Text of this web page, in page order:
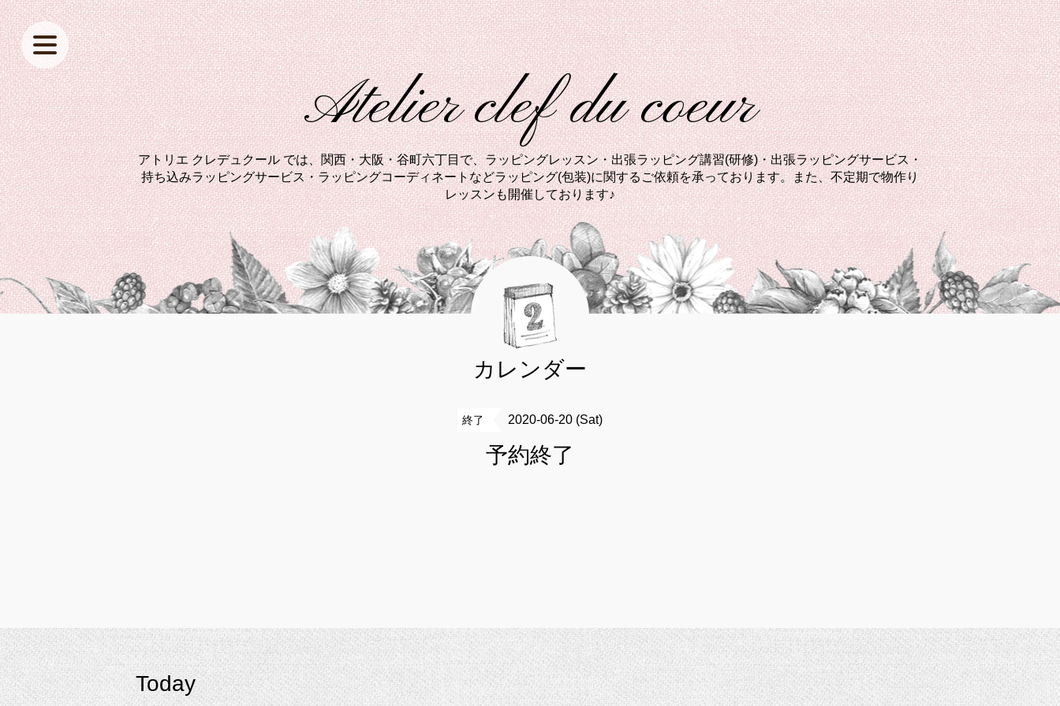
Atelier clef du coeur
アトリエ クレデュクール では、関西・大阪・谷町六丁目で、ラッピングレッスン・出張ラッピング講習(研修)・出張ラッピングサービス・
持ち込みラッピングサービス・ラッピングコーディネートなどラッピング(包装)に関するご依頼を承っております。また、不定期で物作り
レッスンも開催しております♪
カレンダー
終了 2020-06-20 (Sat)
予約終了
Today